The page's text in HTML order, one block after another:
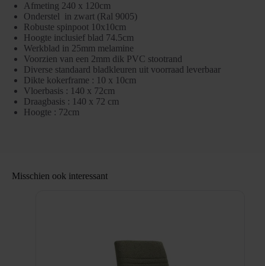
Afmeting 240 x 120cm
Onderstel in zwart (Ral 9005)
Robuste spinpoot 10x10cm
Hoogte inclusief blad 74.5cm
Werkblad in 25mm melamine
Voorzien van een 2mm dik PVC stootrand
Diverse standaard bladkleuren uit voorraad leverbaar
Dikte kokerframe : 10 x 10cm
Vloerbasis : 140 x 72cm
Draagbasis : 140 x 72 cm
Hoogte : 72cm
Misschien ook interessant